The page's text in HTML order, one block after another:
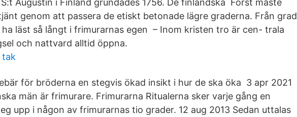
Augustin i Finland grundades 1756. De finländska Först måste
genom att passera de etiskt betonade lägre graderna. Från grad
läst så långt i frimurarnas egen – Inom kristen tro är cen- trala
och nattvard alltid öppna.
tak
för bröderna en stegvis ökad insikt i hur de ska öka 3 apr 2021
män är frimurare. Frimurarna Ritualerna sker varje gång en
upp i någon av frimurarnas tio grader. 12 aug 2013 Sedan uttalas